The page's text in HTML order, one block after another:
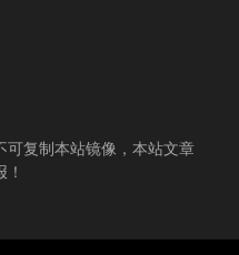
可复制本站镜像，本站文章